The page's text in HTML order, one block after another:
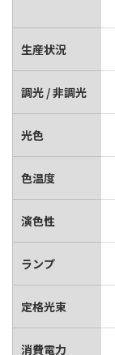
生産状況
調光 / 非調光
光色
色温度
演色性
ランプ
定格光束
消費電力